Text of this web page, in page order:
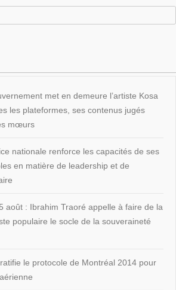
met en demeure l’artiste Kosa
les plateformes, ses contenus jugés
mœurs
nationale renforce les capacités de ses
en matière de leadership et de
août : Ibrahim Traoré appelle à faire de la
populaire le socle de la souveraineté
le protocole de Montréal 2014 pour